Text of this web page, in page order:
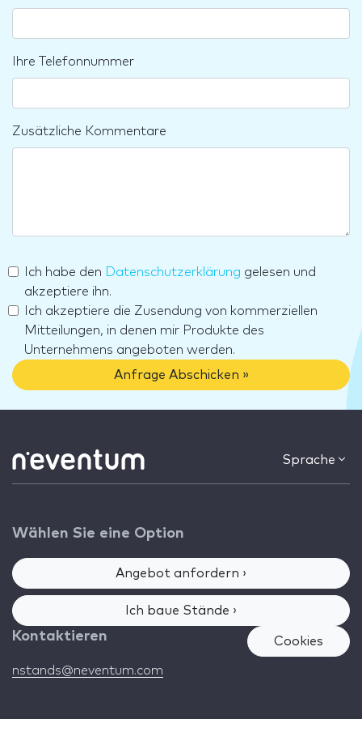
Ihre Telefonnummer
Zusätzliche Kommentare
Ich habe den Datenschutzerklärung gelesen und
akzeptiere ihn.
Ich akzeptiere die Zusendung von kommerziellen
Mitteilungen, in denen mir Produkte des
Unternehmens angeboten werden.
Anfrage Abschicken »
Sprache
Wählen Sie eine Option
Angebot anfordern ›
Ich baue Stände ›
Kontaktieren
nstands@neventum.com
Cookies